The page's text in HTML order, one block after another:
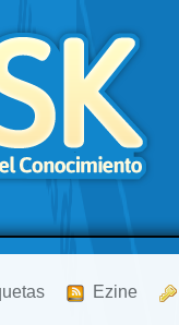
Ezine